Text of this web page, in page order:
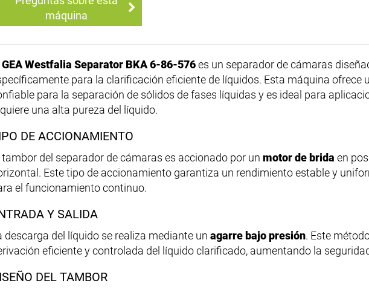
máquina
GEA Westfalia Separator BKA 6-86-576es un separador de cámaras
para la clarificación eficiente de líquidos. Esta máquina ofrece
para la separación de sólidos de fases líquidas y es ideal para
una alta pureza del líquido.
DE ACCIONAMIENTO
tambor del separador de cámaras es accionado por un motor de brida en
Este tipo de accionamiento garantiza un rendimiento estable y
el funcionamiento continuo.
Y SALIDA
descarga del líquido se realiza mediante un agarre bajo presión. Este
eficiente y controlada del líquido clarificado, aumentando la
DEL TAMBOR